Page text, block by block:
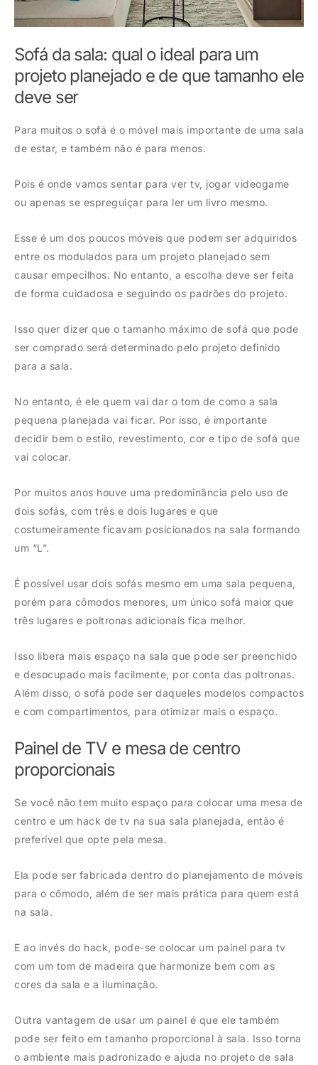
Sofá da sala: qual o ideal para um
projeto planejado e de que tamanho ele
deve ser
Para muitos o sofá é o móvel mais importante de uma sala
de estar, e também não é para menos.
Pois é onde vamos sentar para ver tv, jogar videogame
ou apenas se espreguiçar para ler um livro mesmo.
Esse é um dos poucos móveis que podem ser adquiridos
entre os modulados para um projeto planejado sem
causar empecilhos. No entanto, a escolha deve ser feita
de forma cuidadosa e seguindo os padrões do projeto.
Isso quer dizer que o tamanho máximo de sofá que pode
ser comprado será determinado pelo projeto definido
para a sala.
No entanto, é ele quem vai dar o tom de como a sala
pequena planejada vai ficar. Por isso, é importante
decidir bem o estilo, revestimento, cor e tipo de sofá que
vai colocar.
Por muitos anos houve uma predominância pelo uso de
dois sofás, com três e dois lugares e que
costumeiramente ficavam posicionados na sala formando
um “L”.
É possível usar dois sofás mesmo em uma sala pequena,
porém para cômodos menores, um único sofá maior que
três lugares e poltronas adicionais fica melhor.
Isso libera mais espaço na sala que pode ser preenchido
e desocupado mais facilmente, por conta das poltronas.
Além disso, o sofá pode ser daqueles modelos compactos
e com compartimentos, para otimizar mais o espaço.
Painel de TV e mesa de centro
proporcionais
Se você não tem muito espaço para colocar uma mesa de
centro e um hack de tv na sua sala planejada, então é
preferível que opte pela mesa.
Ela pode ser fabricada dentro do planejamento de móveis
para o cômodo, além de ser mais prática para quem está
na sala.
E ao invés do hack, pode-se colocar um painel para tv
com um tom de madeira que harmonize bem com as
cores da sala e a iluminação.
Outra vantagem de usar um painel é que ele também
pode ser feito em tamanho proporcional à sala. Isso torna
o ambiente mais padronizado e ajuda no projeto de sala